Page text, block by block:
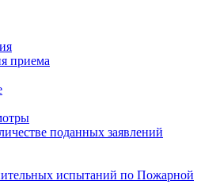
приема
поданных заявлений
испытаний по Пожарной